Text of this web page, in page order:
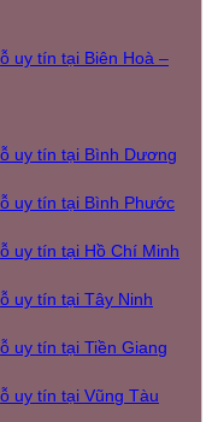
uy tín tại Biên Hoà –
uy tín tại Bình Dương
uy tín tại Bình Phước
uy tín tại Hồ Chí Minh
uy tín tại Tây Ninh
uy tín tại Tiền Giang
uy tín tại Vũng Tàu